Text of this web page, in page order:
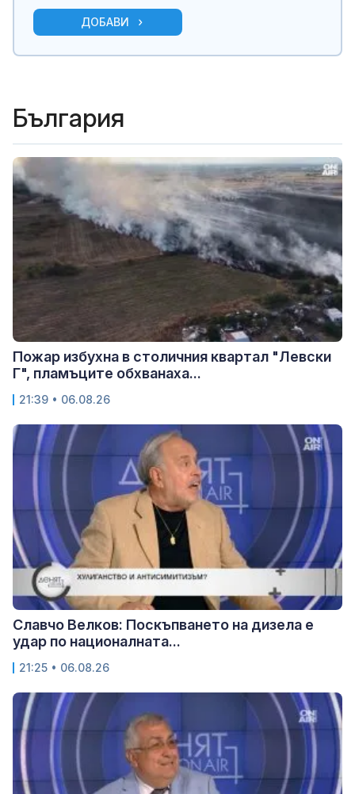
ДОБАВИ
България
Пожар избухна в столичния квартал "Левски
Г", пламъците обхванаха...
21:39 • 06.08.26
Славчо Велков: Поскъпването на дизела е
удар по националната...
21:25 • 06.08.26